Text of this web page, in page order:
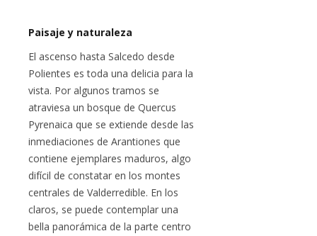
Paisaje y naturaleza
El ascenso hasta Salcedo desde
Polientes es toda una delicia para la
vista. Por algunos tramos se
atraviesa un bosque de Quercus
Pyrenaica que se extiende desde las
inmediaciones de Arantiones que
contiene ejemplares maduros, algo
difícil de constatar en los montes
centrales de Valderredible. En los
claros, se puede contemplar una
bella panorámica de la parte centro